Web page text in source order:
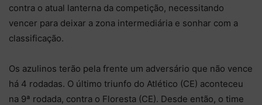
contra o atual lanterna da competição, necessitando
vencer para deixar a zona intermediária e sonhar com a
classificação.
Os azulinos terão pela frente um adversário que não vence
há 4 rodadas. O último triunfo do Atlético (CE) aconteceu
na 9ª rodada, contra o Floresta (CE). Desde então, o time